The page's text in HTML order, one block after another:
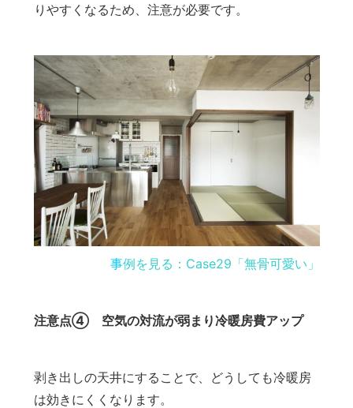
りやすくなるため、注意が必要です。
事例を見る：Case29「無骨可愛い」
注意点④ 空気の対流が弱まり冷暖房費アップ
剥き出しの天井にすることで、どうしても冷暖房
は効きにくくなります。